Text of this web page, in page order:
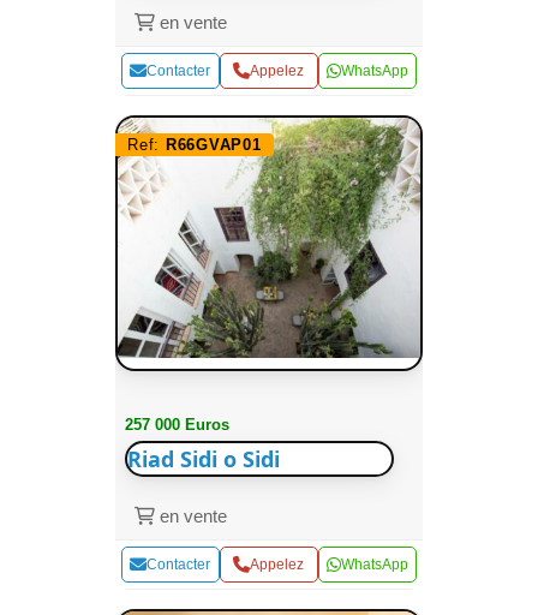
en vente
Contacter Appelez WhatsApp
Ref: R66GVAP01
257 000 Euros
Riad Sidi o Sidi
en vente
Contacter Appelez WhatsApp